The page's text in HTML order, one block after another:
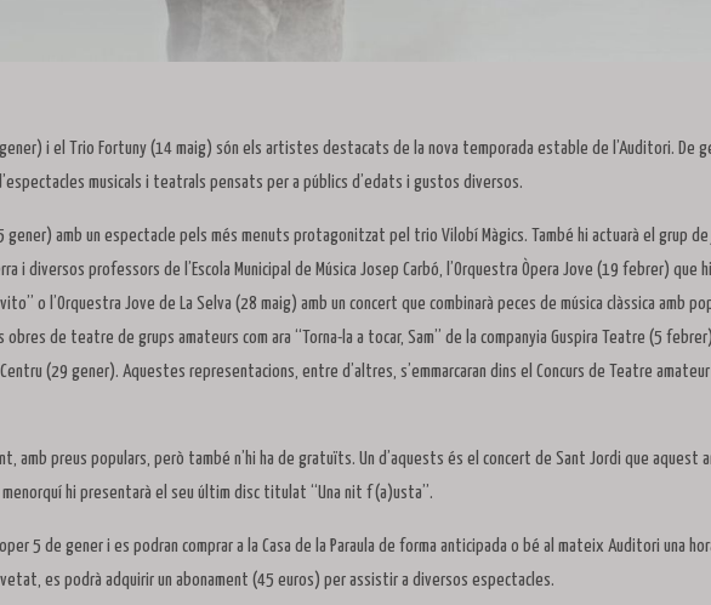
i el Trio Fortuny (14 maig) són els artistes destacats de la nova temporada estable de l’Auditori. De
musicals i teatrals pensats per a públics d’edats i gustos diversos.
amb un espectacle pels més menuts protagonitzat pel trio Vilobí Màgics. També hi actuarà el grup de
i diversos professors de l’Escola Municipal de Música Josep Carbó, l’Orquestra Òpera Jove (19 febrer) que hi
o l’Orquestra Jove de La Selva (28 maig) amb un concert que combinarà peces de música clàssica amb
de teatre de grups amateurs com ara “Torna-la a tocar, Sam” de la companyia Guspira Teatre (5
(29 gener). Aquestes representacions, entre d’altres, s’emmarcaran dins el Concurs de Teatre amateur
amb preus populars, però també n’hi ha de gratuïts. Un d’aquests és el concert de Sant Jordi que aquest
menorquí hi presentarà el seu últim disc titulat “Una nit f(a)usta”.
5 de gener i es podran comprar a la Casa de la Paraula de forma anticipada o bé al mateix Auditori una
es podrà adquirir un abonament (45 euros) per assistir a diversos espectacles.